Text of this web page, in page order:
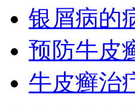
银屑病的
预防牛皮
牛皮癣治